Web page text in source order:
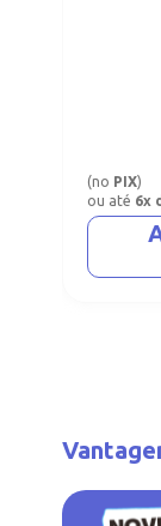
(no PIX)
ou até 6x